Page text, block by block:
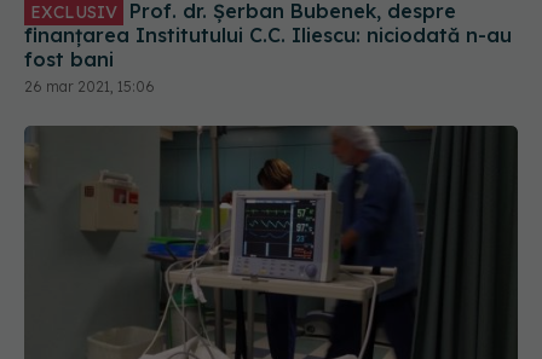
EXCLUSIV
finanțarea Institutului C.C. Iliescu: niciodată n-au
fost bani
26 mar 2021, 15:06